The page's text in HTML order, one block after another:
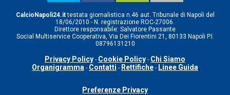
CalcioNapoli24.ittestata giornalistica n.46 aut. Tribunale di Napoli del
18/06/2010 - N. registrazione ROC-27006.
Direttore responsabile: Salvatore Passante
Social Multiservice Cooperativa, Via Dei Fiorentini 21, 80133 Napoli P.I.
08796131210
Privacy Policy - Cookie Policy - Chi Siamo
Organigramma - Contatti - Rettifiche - Linee Guida
Preferenze Privacy